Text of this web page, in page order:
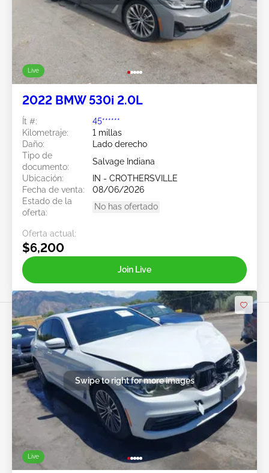
Live
2022 BMW 530i 2.0L
Ít #:
45******
Kilometraje:
1 millas
Daño:
Lado derecho
Tipo de
documento:
Salvage Indiana
Ubicación:
IN - CROTHERSVILLE
Fecha de venta:
08/06/2026
Estado de la
oferta:
No has ofertado
Oferta actual:
$6,200
Join Live
Live
Swipe to right for more images